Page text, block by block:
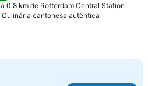
a 0.8 km de Rotterdam Central Station
Culinária cantonesa autêntica